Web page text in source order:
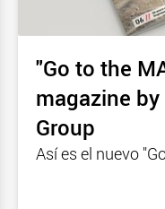
"Go to the
magazine
Group
Así es el nuevo